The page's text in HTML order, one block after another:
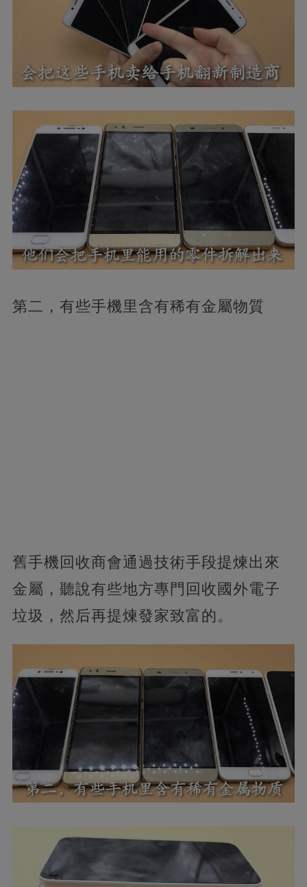
第二，有些手機里含有稀有金屬物質
舊手機回收商會通過技術手段提煉出來
金屬，聽說有些地方專門回收國外電子
垃圾，然后再提煉發家致富的。